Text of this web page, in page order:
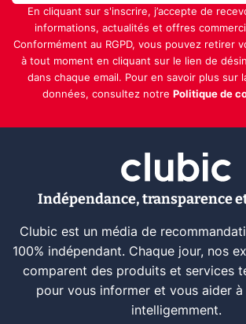
En cliquant sur s'inscrire, j’accepte de
informations, actualités et offres
Conformément au RGPD, vous pouvez retirer
à tout moment en cliquant sur le lien de
dans chaque email. Pour en savoir plus sur
données, consultez notre Politique de
Indépendance, transparence
Clubic est un média de
100% indépendant. Chaque jour, nos
comparent des produits et services
pour vous informer et vous aider à
intelligemment.